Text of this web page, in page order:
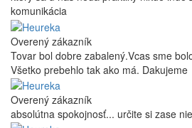
komunikácia
Overený zákazník
Tovar bol dobre zabalený.Vcas sme
Všetko prebehlo tak ako má. Dakujeme
Overený zákazník
absolútna spokojnosť... určite si zase